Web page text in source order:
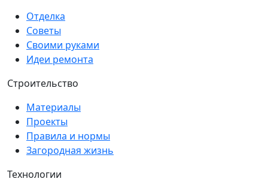
Отделка
Советы
Своими руками
Идеи ремонта
Строительство
Материалы
Проекты
Правила и нормы
Загородная жизнь
Технологии